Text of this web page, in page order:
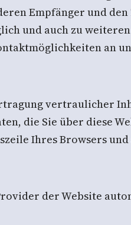
Empfänger und
und auch zu
an
vertraulicher
die Sie über
Ihres Browsers
der Website